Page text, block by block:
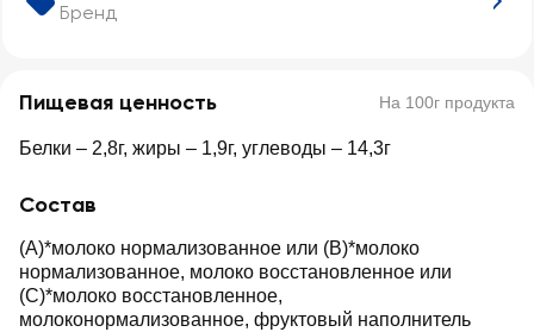
Бренд
Пищевая ценность На 100г продукта
Белки – 2,8г, жиры – 1,9г, углеводы – 14,3г
Состав
(А)*молоко нормализованное или (B)*молоко
нормализованное, молоко восстановленное или
(С)*молоко восстановленное,
молоконормализованное, фруктовый наполнитель